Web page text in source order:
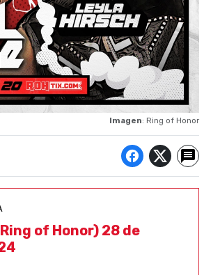
Imagen: Ring of Honor
of Honor) 28 de